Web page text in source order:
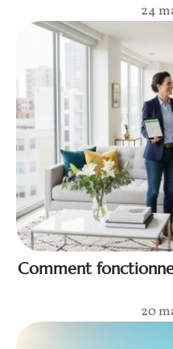
24
Comment
20